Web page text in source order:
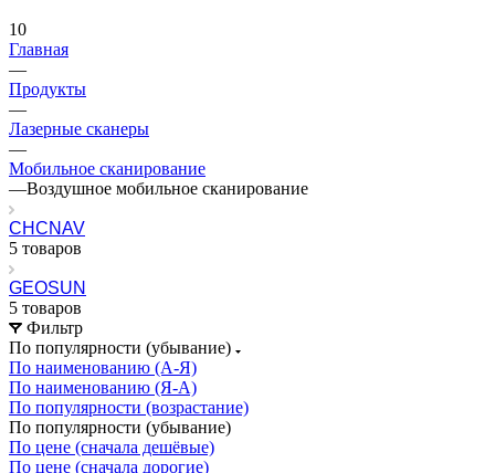
10
Главная
—
Продукты
—
Лазерные сканеры
—
Мобильное сканирование
—Воздушное мобильное сканирование
CHCNAV
5 товаров
GEOSUN
5 товаров
Фильтр
По популярности (убывание)
По наименованию (А-Я)
По наименованию (Я-А)
По популярности (возрастание)
По популярности (убывание)
По цене (сначала дешёвые)
По цене (сначала дорогие)